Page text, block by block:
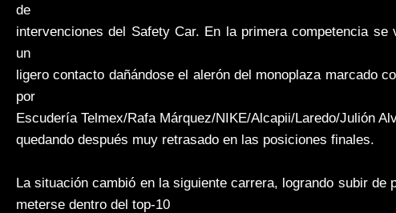
de
intervenciones del Safety Car. En la primera competencia
un
ligero contacto dañándose el alerón del monoplaza marcado
por
Escudería Telmex/Rafa Márquez/NIKE/Alcapii/Laredo/Julión
quedando después muy retrasado en las posiciones finales.
La situación cambió en la siguiente carrera, logrando subir
meterse dentro del top-10